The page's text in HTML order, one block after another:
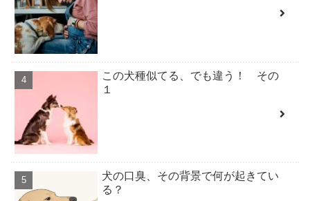
この犬種似てる、でも違う！ その
１
犬の口臭、その背景で何が起きてい
る？